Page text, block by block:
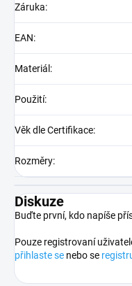
Záruka:
EAN:
Materiál :
Použití:
Věk dle Certifikace:
Rozměry:
Diskuze
Buďte první, kdo napíše
Pouze registrovaní
přihlaste se nebo se